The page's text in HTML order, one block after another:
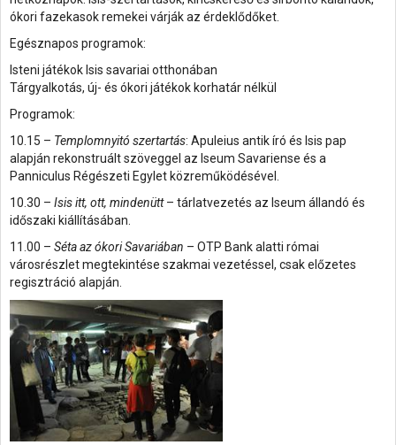
ókori fazekasok remekei várják az érdeklődőket.
Egésznapos programok:
Isteni játékok Isis savariai otthonában
Tárgyalkotás, új- és ókori játékok korhatár nélkül
Programok:
10.15 – Templomnyitó szertartás: Apuleius antik író és Isis pap
alapján rekonstruált szöveggel az Iseum Savariense és a
Panniculus Régészeti Egylet közreműködésével.
10.30 – Isis itt, ott, mindenütt– tárlatvezetés az Iseum állandó és
időszaki kiállításában.
11.00 – Séta az ókori Savariában – OTP Bank alatti római
városrészlet megtekintése szakmai vezetéssel, csak előzetes
regisztráció alapján.